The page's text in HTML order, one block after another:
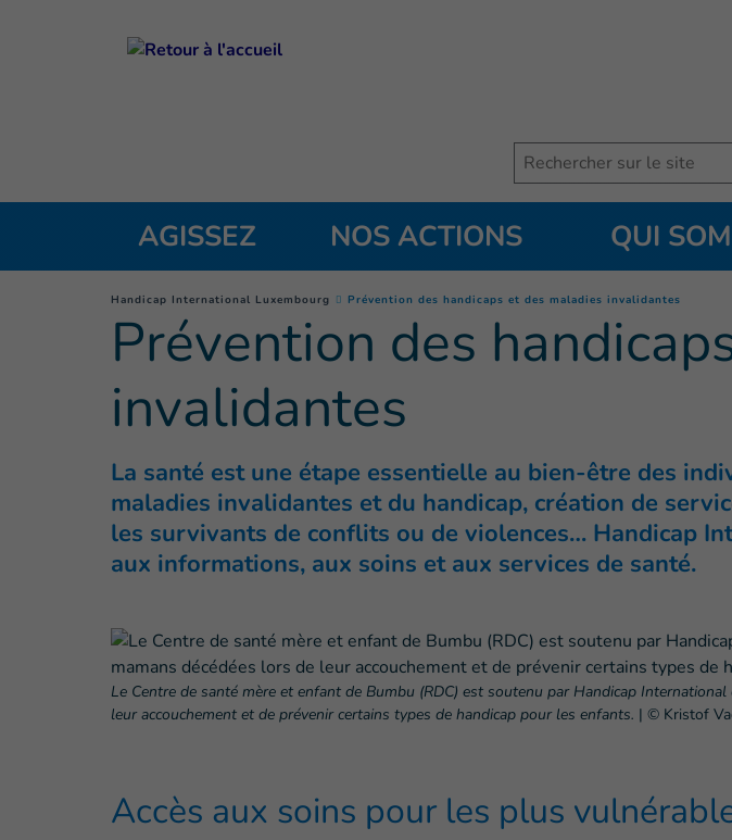
Search
AGISSEZ
NOS ACTIONS QUI
You are here :
Handicap International Luxembourg Prévention des handicaps et des maladies invalidantes
Prévention des
invalidantes
La santé est une étape essentielle au bien-être des
maladies invalidantes et du handicap, création de
les survivants de conflits ou de violences… Handicap
aux informations, aux soins et aux services de santé.
Le Centre de santé mère et enfant de Bumbu (RDC) est soutenu par Handicap
leur accouchement et de prévenir certains types de handicap pour les enfants. | © Kristof
Accès aux soins pour les plus